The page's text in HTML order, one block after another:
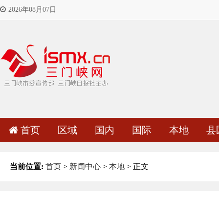
2026年08月07日
首页 区域 国内 国际 本地 县
当前位置: 首页 > 新闻中心 > 本地 > 正文